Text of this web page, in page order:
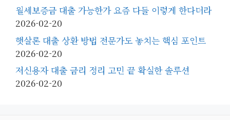
월세보증금 대출 가능한가 요즘 다들 이렇게 한다더라
2026-02-20
햇살론 대출 상환 방법 전문가도 놓치는 핵심 포인트
2026-02-20
저신용자 대출 금리 정리 고민 끝 확실한 솔루션
2026-02-20